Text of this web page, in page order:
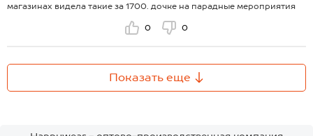
магазинах видела такие за 1700. дочке на парадные мероприятия
0 0
Показать еще